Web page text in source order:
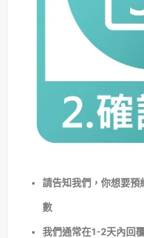
請告知我們，你想要預
數
我們通常在1-2天內回